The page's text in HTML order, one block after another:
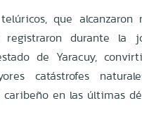
que alcanzaron
durante la
de Yaracuy,
catástrofes
en las últimas